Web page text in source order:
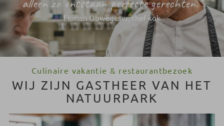
Florian Obwegeser, chef-kok
Culinaire vakantie & restaurantbezoek
WIJ ZIJN GASTHEER VAN HET
NATUURPARK